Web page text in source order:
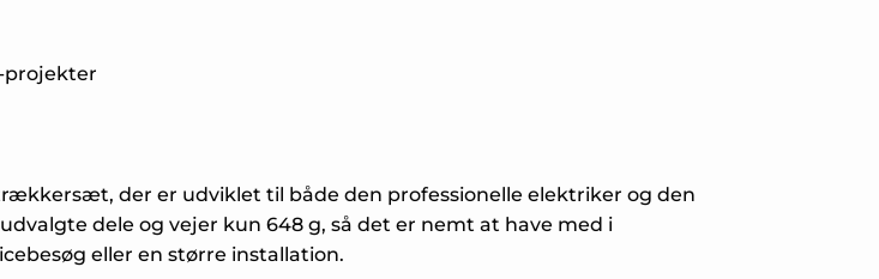
projekter
der er udviklet til både den professionelle elektriker og den
dele og vejer kun 648 g, så det er nemt at have med i
eller en større installation.